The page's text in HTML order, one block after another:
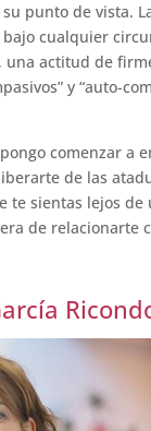
punto de vista.
cualquier
una actitud de
y “auto-
comenzar a
de las
te sientas lejos
de relacionarte